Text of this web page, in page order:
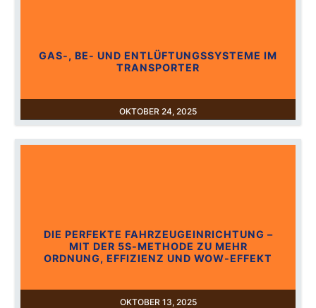
OKTOBER 24, 2025
GAS-, BE- UND ENTLÜFTUNGSSYSTEME IM
TRANSPORTER
OKTOBER 13, 2025
DIE PERFEKTE FAHRZEUGEINRICHTUNG –
MIT DER 5S-METHODE ZU MEHR
ORDNUNG, EFFIZIENZ UND WOW-EFFEKT